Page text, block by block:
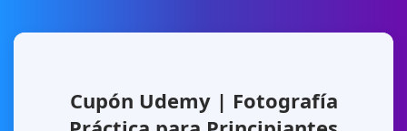
Cupón Udemy | Fotografía